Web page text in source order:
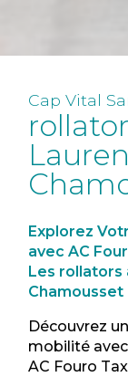
Cap Vital
Explorez
avec AC
Les rollators
Chamousset
Découvrez
mobilité
AC Fouro